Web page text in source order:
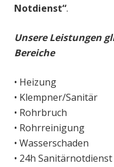
Notdienst“.
Unsere Leistungen
Bereiche
• Heizung
• Klempner/Sanitär
• Rohrbruch
• Rohrreinigung
• Wasserschaden
• 24h Sanitärnotdienst